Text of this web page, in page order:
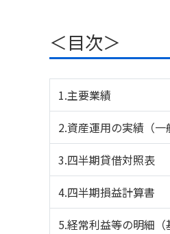
＜目次＞
1.主要業績
2.資産運用の実績（一
3.四半期貸借対照表
4.四半期損益計算書
5.経常利益等の明細（